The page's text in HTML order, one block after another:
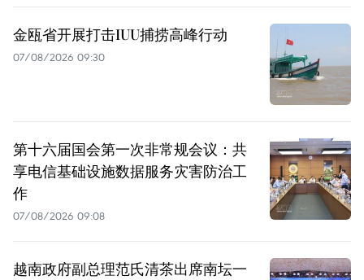
金瓯省开展打击IUU捕捞高峰行动
07/08/2026 09:30
第十六届国会第一次非常规会议：共
享电信基础设施数据服务灾害防治工
作
07/08/2026 09:08
越南政府副总理范氏清茶出席南坛一